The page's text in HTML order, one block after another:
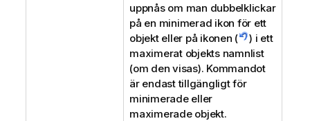
uppnås om man dubbelklickar
på en minimerad ikon för ett
objekt eller på ikonen (
) i ett
maximerat objekts namnlist
(om den visas). Kommandot
är endast tillgängligt för
minimerade eller
maximerade objekt.